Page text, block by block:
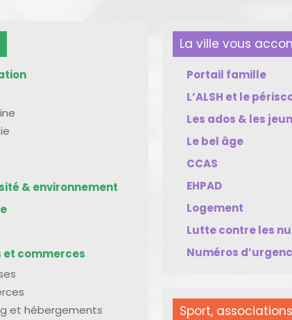
& environnement
et commerces
et hébergements
La ville vous
Portail famille
L’ALSH et le
Les ados & les
Le bel âge
CCAS
EHPAD
Logement
Lutte contre les
Numéros
Sport,